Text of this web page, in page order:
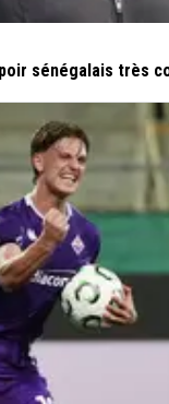
sénégalais très